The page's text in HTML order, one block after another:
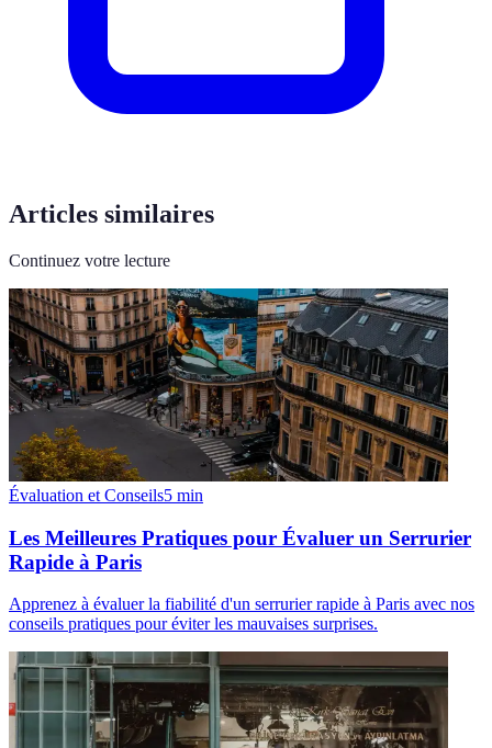
Articles similaires
Continuez votre lecture
Évaluation et Conseils5 min
Les Meilleures Pratiques pour Évaluer un Serrurier
Rapide à Paris
Apprenez à évaluer la fiabilité d'un serrurier rapide à Paris avec nos
conseils pratiques pour éviter les mauvaises surprises.